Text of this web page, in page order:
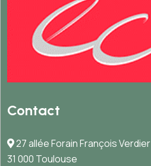
Contact
27 allée Forain François Verdier
31 000 Toulouse